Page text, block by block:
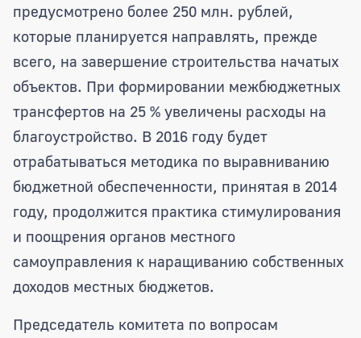
предусмотрено более 250 млн. рублей,
которые планируется направлять, прежде
всего, на завершение строительства начатых
объектов. При формировании межбюджетных
трансфертов на 25 % увеличены расходы на
благоустройство. В 2016 году будет
отрабатываться методика по выравниванию
бюджетной обеспеченности, принятая в 2014
году, продолжится практика стимулирования
и поощрения органов местного
самоуправления к наращиванию собственных
доходов местных бюджетов.
Председатель комитета по вопросам